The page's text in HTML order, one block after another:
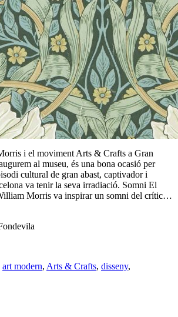
i el moviment Arts & Crafts a Gran
al museu, és una bona ocasió per
cultural de gran abast, captivador i
va tenir la seva irradiació. Somni El
Morris va inspirar un somni del crític…
art modern, Arts & Crafts, disseny,